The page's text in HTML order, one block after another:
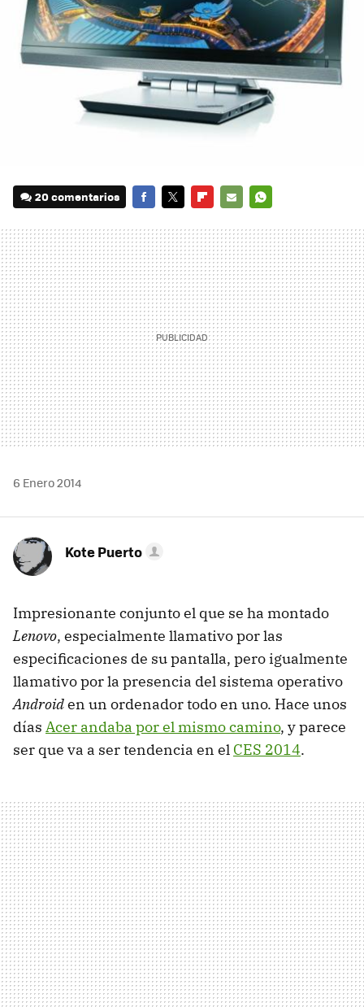
20 comentarios
MAIL
6 Enero 2014
Kote Puerto
Impresionante conjunto el que se ha montado
Lenovo, especialmente llamativo por las
especificaciones de su pantalla, pero igualmente
llamativo por la presencia del sistema operativo
Androiden un ordenador todo en uno. Hace unos
días Acer andaba por el mismo camino, y parece
ser que va a ser tendencia en el CES 2014.